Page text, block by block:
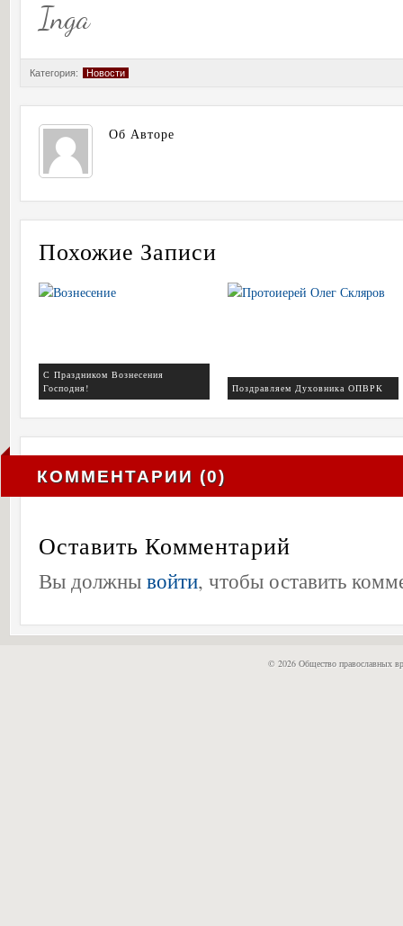
Inga
Категория: Новости
Об Авторе
Похожие Записи
С Праздником Вознесения
Господня!
Поздравляем Духовника ОПВРК
КОММЕНТАРИИ (0)
Оставить Комментарий
Вы должны войти, чтобы оставить
© 2026 Общество православных